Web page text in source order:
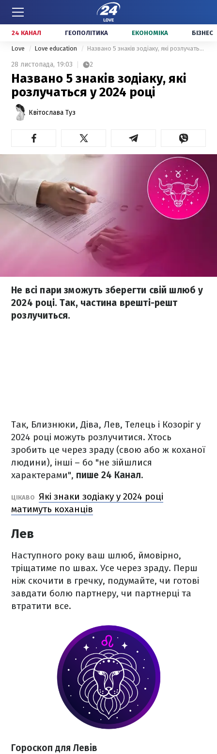
24 КАНАЛ ГЕОПОЛІТИКА ЕКОНОМІКА БІЗНЕС
Love Love education Названо 5 знаків зодіаку, які розлучаться у 2024 році
28 листопада, 19:03 2
Названо 5 знаків зодіаку, які
розлучаться у 2024 році
Квітослава Туз
Не всі пари зможуть зберегти свій шлюб у
2024 році. Так, частина врешті-решт
розлучиться.
Так, Близнюки, Діва, Лев, Телець і Козоріг у
2024 році можуть розлучитися. Хтось
зробить це через зраду (свою або ж коханої
людини), інші – бо "не зійшлися
характерами", пише 24 Канал.
ЦІКАВО Які знаки зодіаку у 2024 році
матимуть коханців
Лев
Наступного року ваш шлюб, ймовірно,
тріщатиме по швах. Усе через зраду. Перш
ніж скочити в гречку, подумайте, чи готові
завдати болю партнеру, чи партнерці та
втратити все.
Гороскоп для Левів